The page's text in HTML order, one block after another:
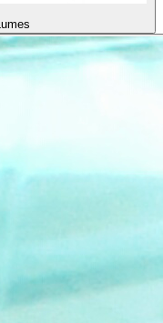
Lumes